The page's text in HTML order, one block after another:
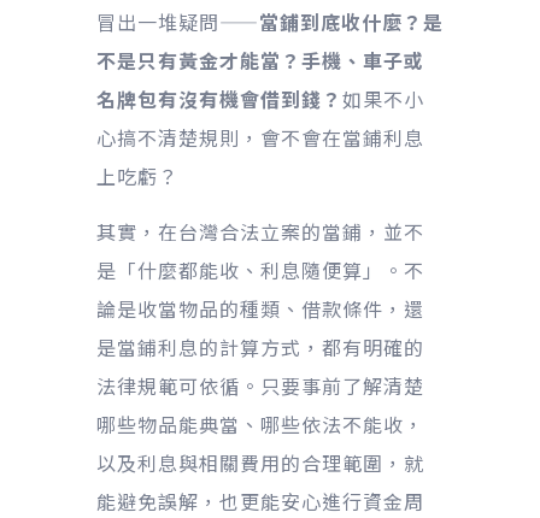
冒出一堆疑問——當鋪到底收什麼？是
不是只有黃金才能當？手機、車子或
名牌包有沒有機會借到錢？ 如果不小
心搞不清楚規則，會不會在當鋪利息
上吃虧？
其實，在台灣合法立案的當鋪，並不
是「什麼都能收、利息隨便算」。不
論是收當物品的種類、借款條件，還
是當鋪利息的計算方式，都有明確的
法律規範可依循。只要事前了解清楚
哪些物品能典當、哪些依法不能收，
以及利息與相關費用的合理範圍，就
能避免誤解，也更能安心進行資金周